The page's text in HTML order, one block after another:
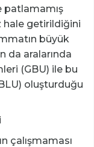
patlamamış
getirildiğini
büyük
da aralarında
(GBU) ile bu
oluşturduğu
çalışmaması